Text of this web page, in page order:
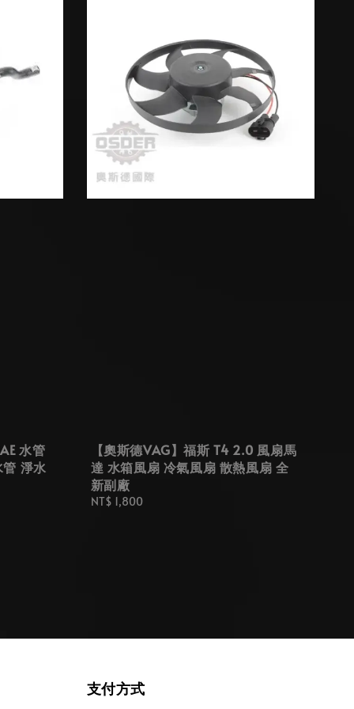
水管
淨水
【奧斯德VAG】福斯 T4 2.0 風扇馬
達 水箱風扇 冷氣風扇 散熱風扇 全
新副廠
Regular
NT$ 1,800
支付方式